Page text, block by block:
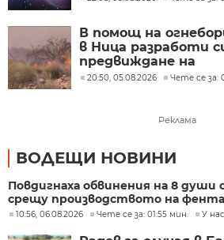
В помощ на
в Ница разработи
предвиждане на
20:50, 05.08.2026 Чете се за:
Реклама
ВОДЕЩИ НОВИНИ
Повдигнаха обвинения на 8 души
срещу производството на
10:56, 06.08.2026 Чете се за: 01:55 мин. У нас